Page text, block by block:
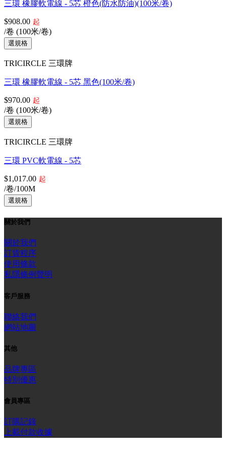
$908.00 起
/卷 (100米/卷)
$970.00 起
/卷 (100米/卷)
TRICIRCLE 三環牌
三環 PVC軟電線 - 5芯
$1,017.00
/卷/100M
關於我們
訂貨程序
使用條款
聯絡我們
品牌專區
訂購記錄